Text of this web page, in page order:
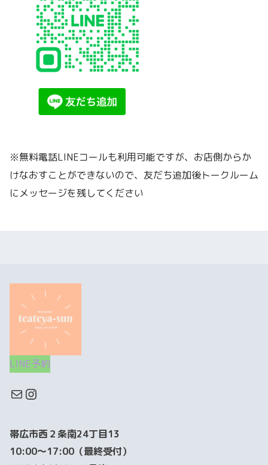
※無料電話LINEコールも利用可能ですが、お店側からか
けなおすことができないので、友だち追加後トークルーム
にメッセージを残してください
LINE予約
帯広市西２条南24丁目13
10:00～17:00（最終受付）